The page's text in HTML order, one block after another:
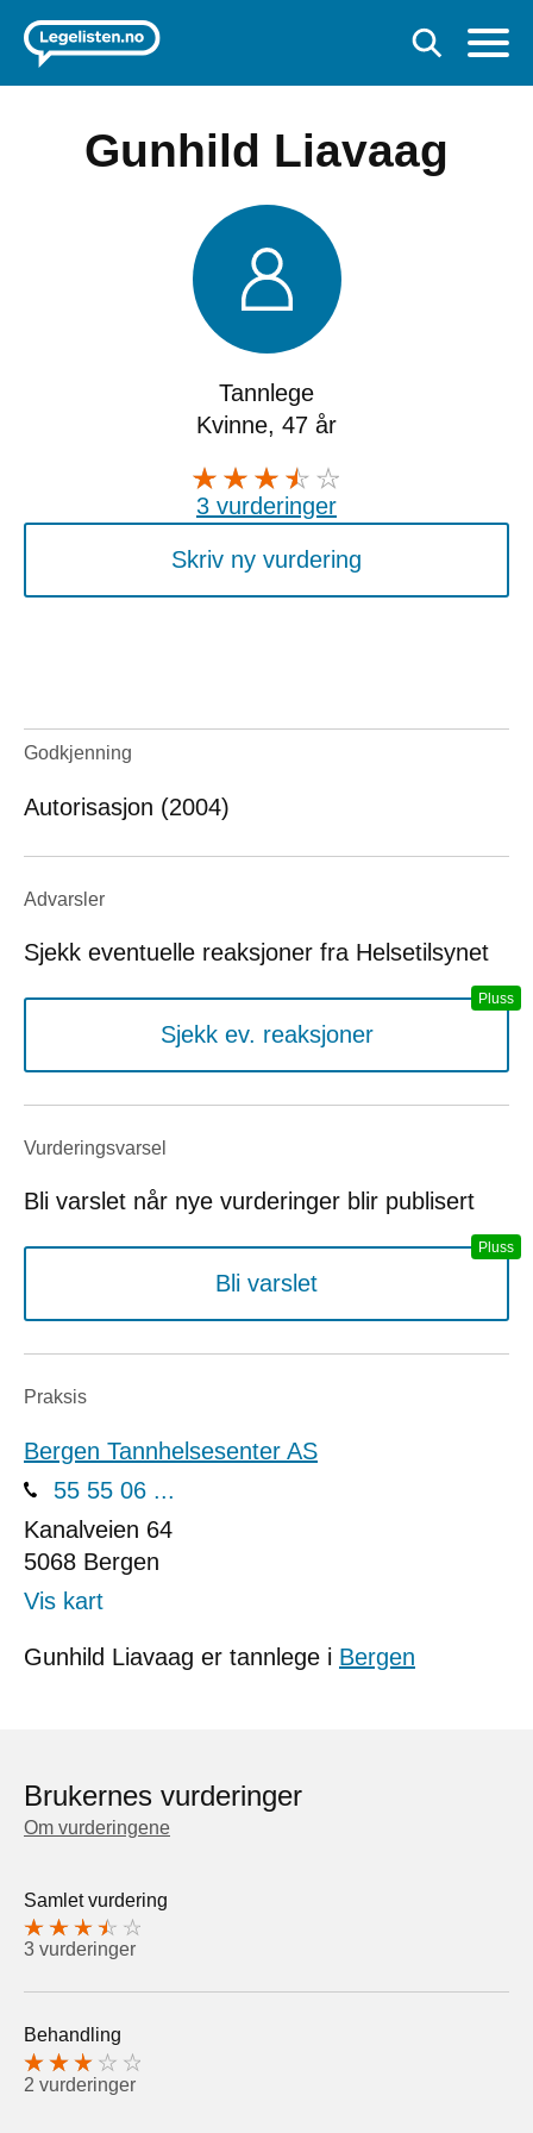
Gunhild Liavaag
Tannlege
Kvinne, 47 år
3 vurderinger
Skriv ny vurdering
Godkjenning
Autorisasjon (2004)
Advarsler
Sjekk eventuelle reaksjoner fra Helsetilsynet
Sjekk ev. reaksjoner
Vurderings­varsel
Bli varslet når nye vurderinger blir publisert
Bli varslet
Praksis
Bergen Tannhelsesenter AS
55 55 06 ...
Kanalveien 64
5068 Bergen
Vis kart
Gunhild Liavaag er tannlege i Bergen
Brukernes vurderinger
Om vurderingene
Samlet vurdering
3 vurderinger
Behandling
2 vurderinger